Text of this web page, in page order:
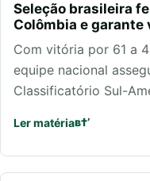
Seleção brasileira
Colômbia e garante
Com vitória por 61 a
equipe nacional
Classificatório Sul-
Ler matéria